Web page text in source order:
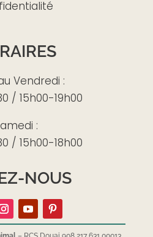
Vendredi :
/ 15h00-19h00
:
/ 15h00-18h00
NOUS